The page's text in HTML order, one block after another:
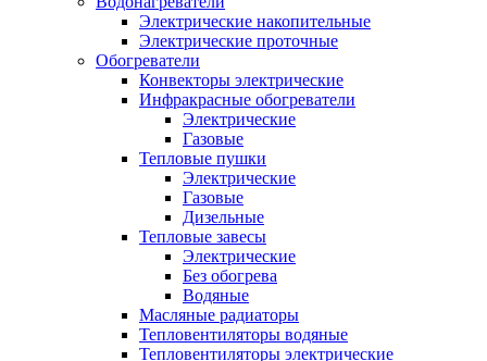
Электрические накопительные
Электрические проточные
Обогреватели
Конвекторы электрические
Инфракрасные обогреватели
Электрические
Газовые
Тепловые пушки
Электрические
Газовые
Дизельные
Тепловые завесы
Электрические
Без обогрева
Водяные
Масляные радиаторы
Тепловентиляторы водяные
Тепловентиляторы электрические